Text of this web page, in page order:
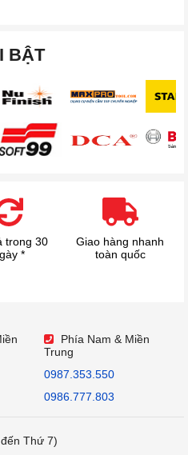
BẬT
trong 30
*
Giao hàng nhanh
toàn quốc
Phía Nam & Miền
Trung
0987.353.550
0986.777.803
Thứ 7)